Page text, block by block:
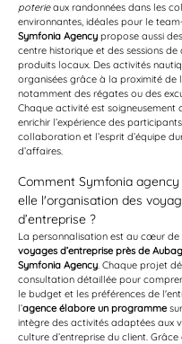
poterie aux randonnées dans les
environnantes, idéales pour le
Symfonia Agency propose aussi
centre historique et des sessions
produits locaux. Des activités
organisées grâce à la proximité de
notamment des régates ou des
Chaque activité est soigneusement
enrichir l’expérience des
collaboration et l’esprit d’équipe
d’affaires.
Comment Symfonia
elle l'organisation des
d’entreprise ?
La personnalisation est au cœur de
voyages d’entreprise près de
Symfonia Agency. Chaque projet
consultation détaillée pour
le budget et les préférences de
l’agence élabore un programme
intègre des activités adaptées aux
culture d’entreprise du client. Grâce